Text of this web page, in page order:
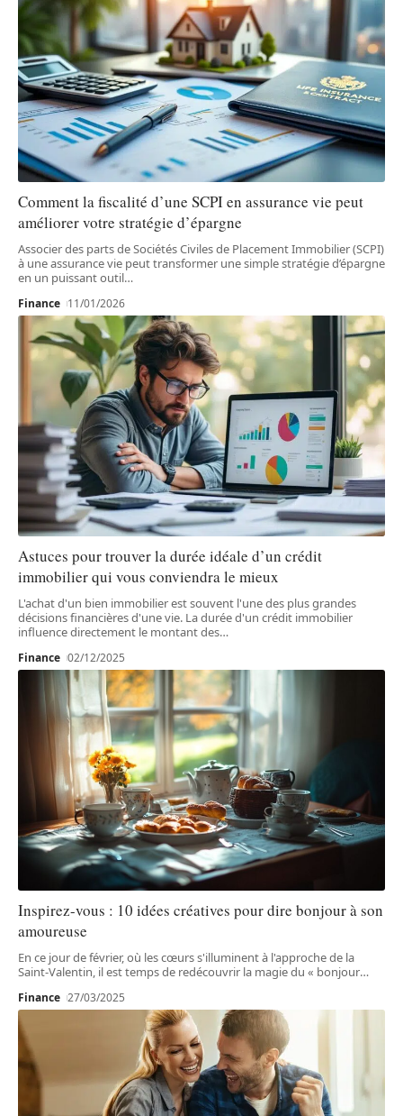
Comment la fiscalité d’une SCPI en assurance vie peut
améliorer votre stratégie d’épargne
Associer des parts de Sociétés Civiles de Placement Immobilier (SCPI)
à une assurance vie peut transformer une simple stratégie d’épargne
en un puissant outil…
Finance 11/01/2026
Astuces pour trouver la durée idéale d’un crédit
immobilier qui vous conviendra le mieux
L'achat d'un bien immobilier est souvent l'une des plus grandes
décisions financières d'une vie. La durée d'un crédit immobilier
influence directement le montant des…
Finance 02/12/2025
Inspirez-vous : 10 idées créatives pour dire bonjour à son
amoureuse
En ce jour de février, où les cœurs s'illuminent à l'approche de la
Saint-Valentin, il est temps de redécouvrir la magie du « bonjour…
Finance 27/03/2025